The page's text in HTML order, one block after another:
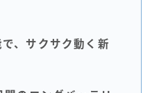
、サクサク動く新